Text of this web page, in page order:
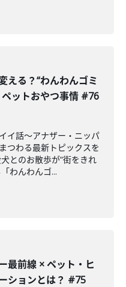
える？“わんわんゴミ
ペットおやつ事情 #76
イ話〜アナザー・ニッパ
つわる最新トピックスを
とのお散歩が“街をきれ
わんわんゴ...
最前線 × ペット・ヒ
ションとは？ #75